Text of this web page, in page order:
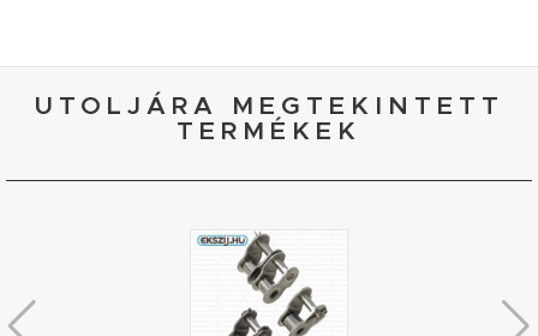
UTOLJÁRA MEGTEKINTETT
TERMÉKEK